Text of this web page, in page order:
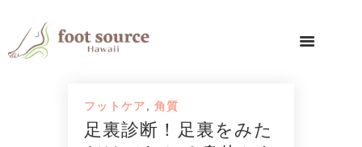
フットケア, 角質
足裏診断！足裏をみた